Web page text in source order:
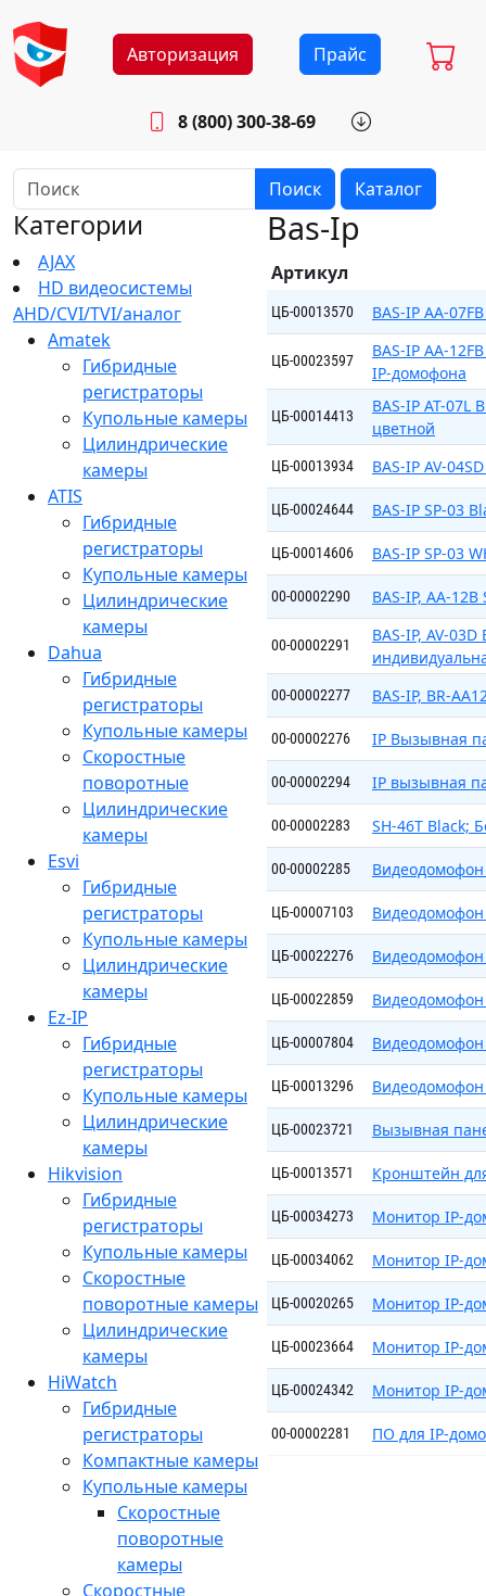
Авторизация Прайс
8 (800) 300-38-69
Будни: 8.30 - 17.00
Поиск Каталог
Категории
AJAX
HD видеосистемы
AHD/CVI/TVI/аналог
Amatek
Гибридные
регистраторы
Купольные камеры
Цилиндрические
камеры
ATIS
Гибридные
регистраторы
Купольные камеры
Цилиндрические
камеры
Dahua
Гибридные
регистраторы
Купольные камеры
Скоростные
поворотные
Цилиндрические
камеры
Esvi
Гибридные
регистраторы
Купольные камеры
Цилиндрические
камеры
Ez-IP
Гибридные
регистраторы
Купольные камеры
Цилиндрические
камеры
Hikvision
Гибридные
регистраторы
Купольные камеры
Скоростные
поворотные камеры
Цилиндрические
камеры
HiWatch
Гибридные
регистраторы
Компактные камеры
Купольные камеры
Скоростные
поворотные
камеры
Скоростные
Bas-Ip
Артикул
ЦБ-00013570 BAS-IP AA-
ЦБ-00023597
BAS-IP AA-
IP-домофона
ЦБ-00014413
BAS-IP AT-07L
цветной
ЦБ-00013934 BAS-IP AV-
ЦБ-00024644 BAS-IP SP-03
ЦБ-00014606 BAS-IP SP-03
00-00002290 BAS-IP, AA-12B
00-00002291
BAS-IP, AV-
00-00002277 BAS-IP, BR-
00-00002276 IP Вызывная
00-00002294 IP вызывная
00-00002283 SH-46T Black;
00-00002285 Видеодомофон
ЦБ-00007103 Видеодомофон
ЦБ-00022276 Видеодомофон
ЦБ-00022859 Видеодомофон
ЦБ-00007804 Видеодомофон
ЦБ-00013296
ЦБ-00023721 Вызывная
ЦБ-00013571 Кронштейн
ЦБ-00034273 Монитор IP-
ЦБ-00034062 Монитор IP-
ЦБ-00020265 Монитор IP-
ЦБ-00023664 Монитор IP-
ЦБ-00024342 Монитор IP-
00-00002281 ПО для IP-